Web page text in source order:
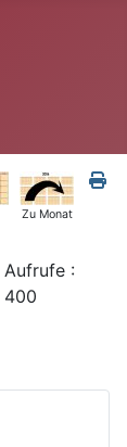
Zu Monat
Aufrufe :
400